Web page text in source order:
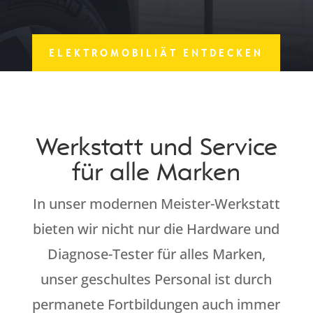
ELEKTROMOBILIÄT ENTDECKEN
Werkstatt und Service
für alle Marken
In unser modernen Meister-Werkstatt
bieten wir nicht nur die Hardware und
Diagnose-Tester für alles Marken,
unser geschultes Personal ist durch
permanete Fortbildungen auch immer